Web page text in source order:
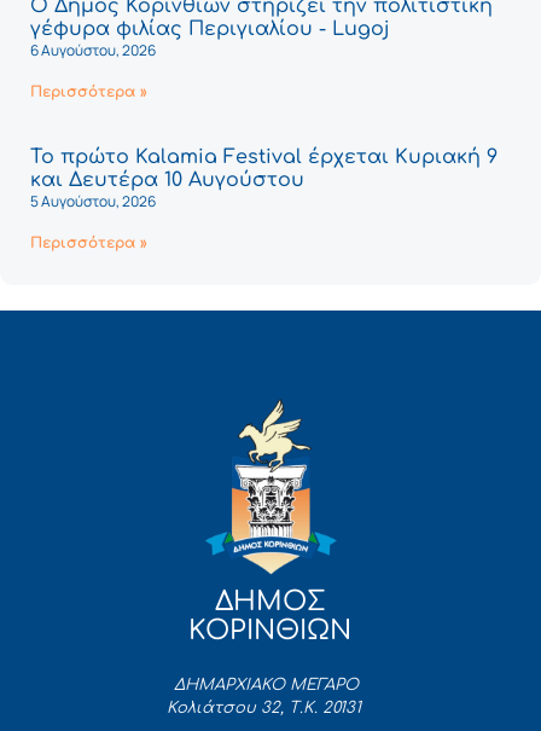
Ο Δήμος Κορινθίων στηρίζει την πολιτιστική
γέφυρα φιλίας Περιγιαλίου - Lugoj
6 Αυγούστου, 2026
Περισσότερα »
Το πρώτο Kalamia Festival έρχεται Κυριακή 9
και Δευτέρα 10 Αυγούστου
5 Αυγούστου, 2026
Περισσότερα »
ΔΗΜΟΣ
ΚΟΡΙΝΘΙΩΝ
ΔΗΜΑΡΧΙΑΚΟ ΜΕΓΑΡΟ
Κολιάτσου 32, Τ.Κ. 20131